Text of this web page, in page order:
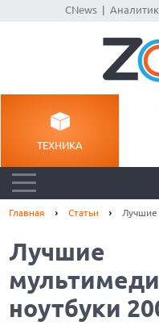
CNews|
ТЕХНИКА
Главная Статьи Лучшие
Лучшие
ноутбуки